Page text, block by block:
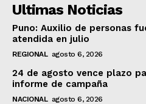
Ultimas Noticias
Puno: Auxilio de personas
atendida en julio
REGIONAL agosto 6, 2026
24 de agosto vence plazo
informe de campaña
NACIONAL agosto 6, 2026